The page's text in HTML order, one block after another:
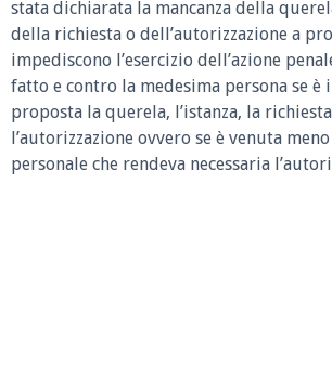
stata dichiarata la mancanza della
della richiesta o dell’autorizzazione a
impediscono l’esercizio dell’azione
fatto e contro la medesima persona se è
proposta la querela, l’istanza, la richiesta
l’autorizzazione ovvero se è venuta
personale che rendeva necessaria